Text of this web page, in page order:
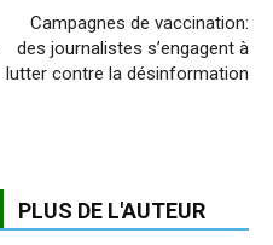
Campagnes de vaccination:
des journalistes s’engagent à
lutter contre la désinformation
PLUS DE L'AUTEUR